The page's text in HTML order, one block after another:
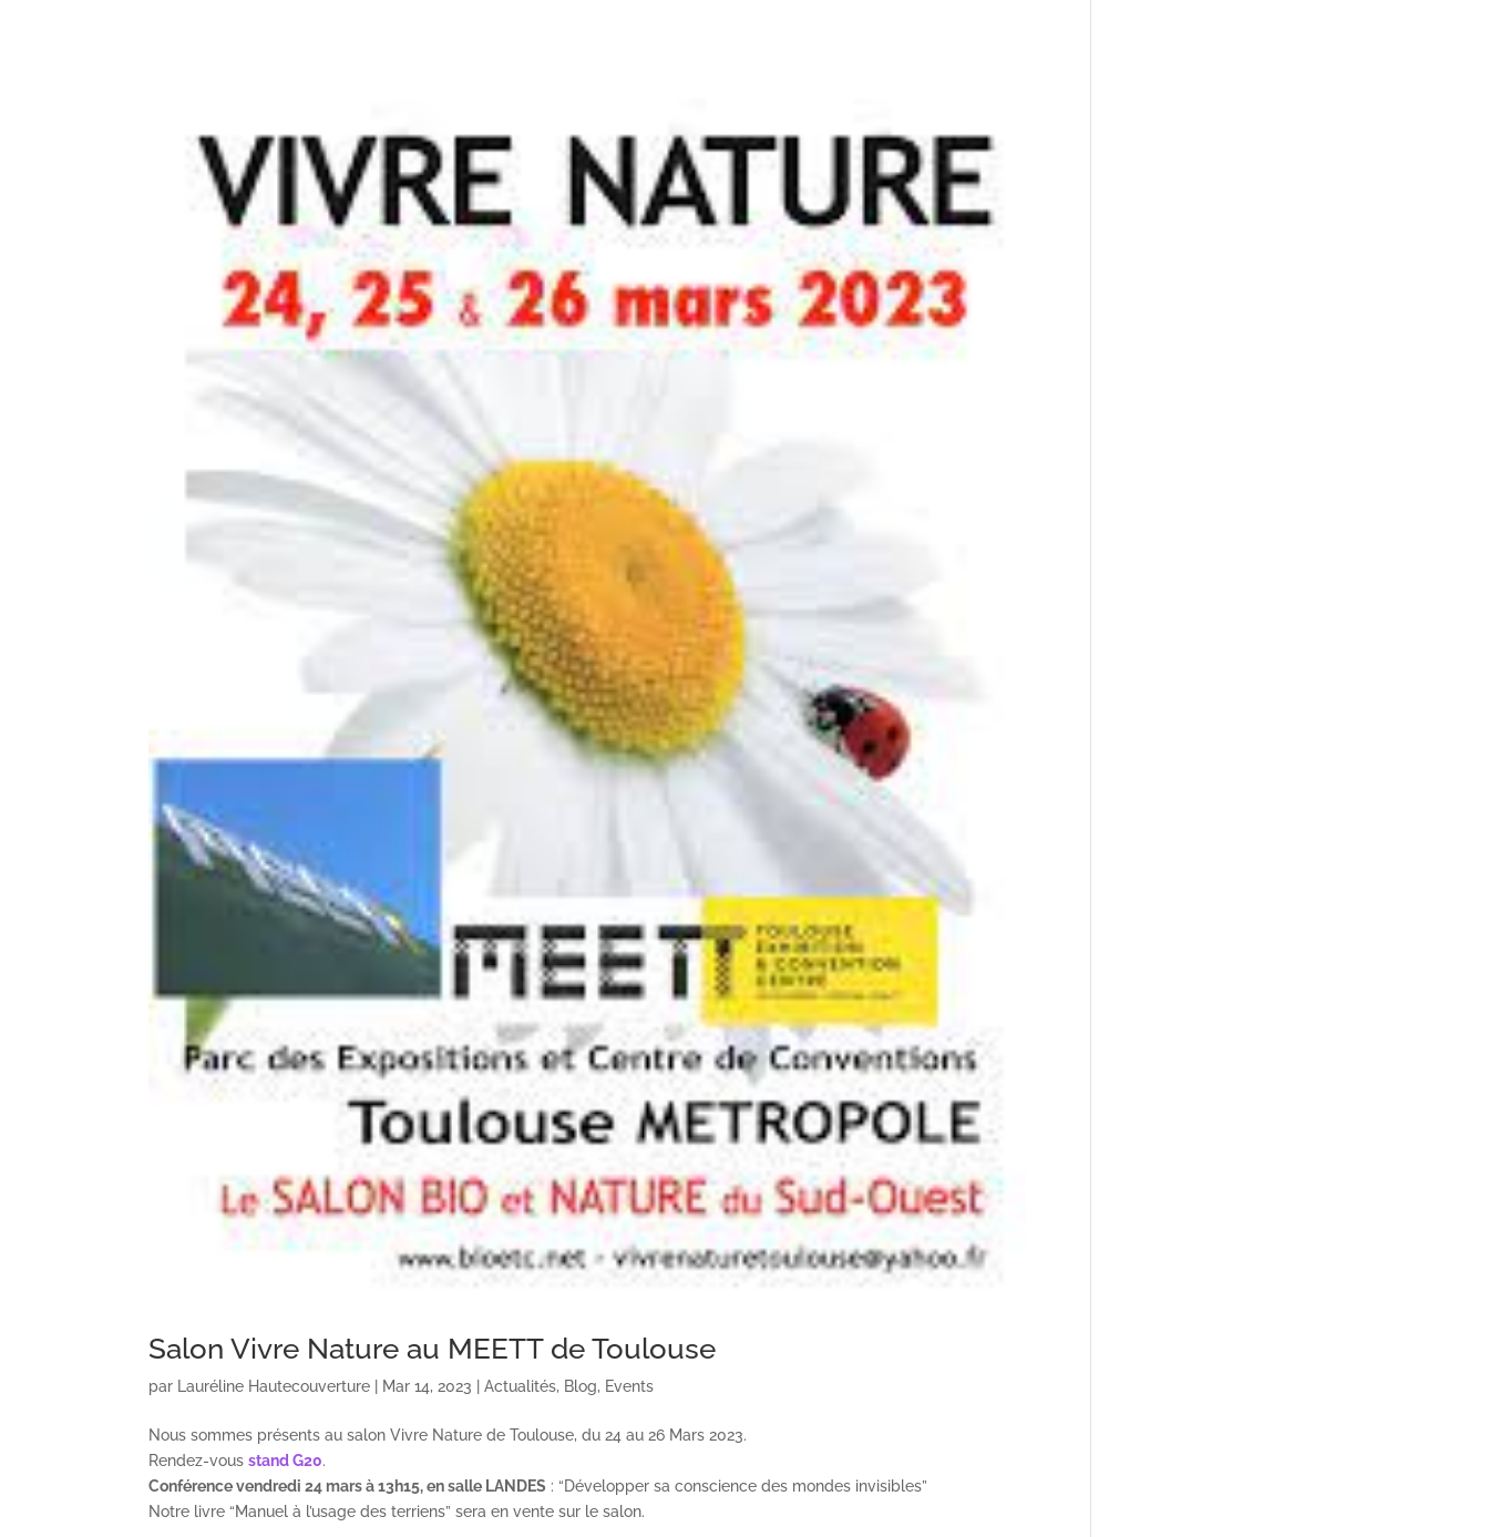
Salon Vivre Nature au MEETT de Toulouse
par Lauréline Hautecouverture Mar 14, 2023 |Actualités, Blog, Events
Nous sommes présents au salon Vivre Nature de Toulouse, du 24 au 26 Mars 2023.
Rendez-vousstand G20.
Conférence vendredi 24 mars à 13h15, en salle LANDES : “Développer sa conscience des mondes invisibles”
Notre livre “Manuel à l’usage des terriens” sera en vente sur le salon.